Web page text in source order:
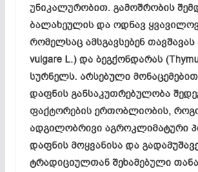
უნიკალურობით. გამოშრობის
ბალახეულის და ოდნავ
რომელსაც ამსგავსებენ თავშავას
vulgare L.) და ბეგქონდარას
სურნელს. არსებული
დაფნის განსაკუთრებულობა
ფაქტორების ერთობლიობის,
ადგილობრივი აგროკლიმატური
დაფნის მოყვანისა და
ტრადიციულთან შეხამებული